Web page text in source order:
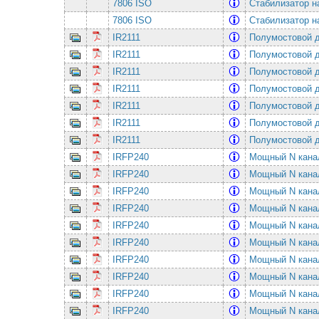
7806 ISO
Стабилизатор
7806 ISO
Стабилизатор
IR2111
Полумостовой
IR2111
Полумостовой
IR2111
Полумостовой
IR2111
Полумостовой
IR2111
Полумостовой
IR2111
Полумостовой
IR2111
Полумостовой
IRFP240
Мощный N
IRFP240
Мощный N
IRFP240
Мощный N
IRFP240
Мощный N
IRFP240
Мощный N
IRFP240
Мощный N
IRFP240
Мощный N
IRFP240
Мощный N
IRFP240
Мощный N
IRFP240
Мощный N